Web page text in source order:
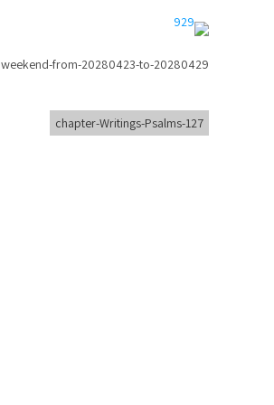
weekend-from-20280423-to-20280429
chapter-Writings-Psalms-127